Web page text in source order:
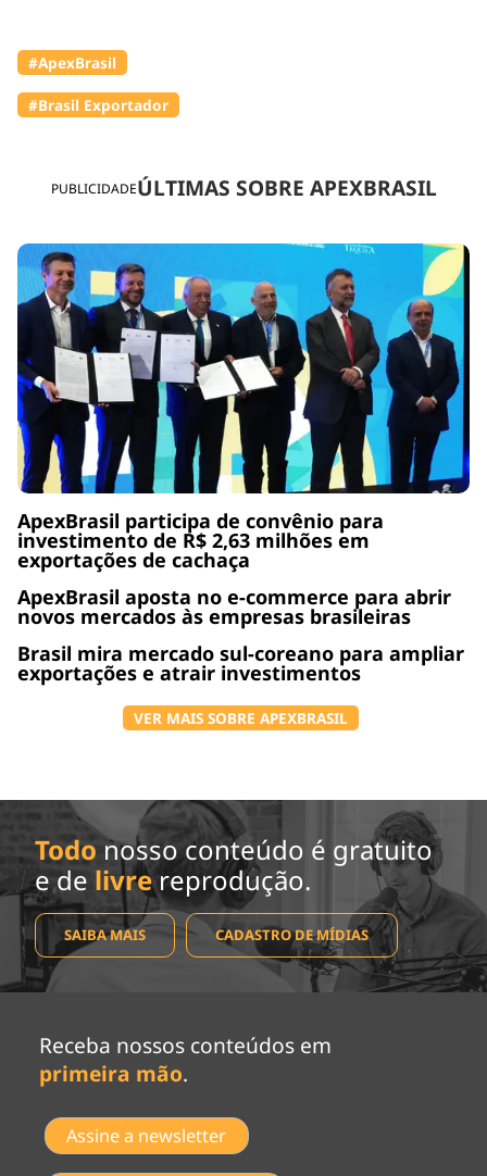
PUBLICIDADEÚLTIMAS SOBRE APEXBRASIL
ApexBrasil participa de convênio para
investimento de R$ 2,63 milhões em
exportações de cachaça
ApexBrasil aposta no e-commerce para abrir
novos mercados às empresas brasileiras
Brasil mira mercado sul-coreano para ampliar
exportações e atrair investimentos
VER MAIS SOBRE APEXBRASIL
#ApexBrasil
#Brasil Exportador
Todo nosso conteúdo é gratuito
e de livrereprodução.
SAIBA MAIS CADASTRO DE MÍDIAS
Receba nossos conteúdos em
primeira mão.
Assine a newsletter